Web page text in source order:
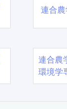
連合
連合農
環境学